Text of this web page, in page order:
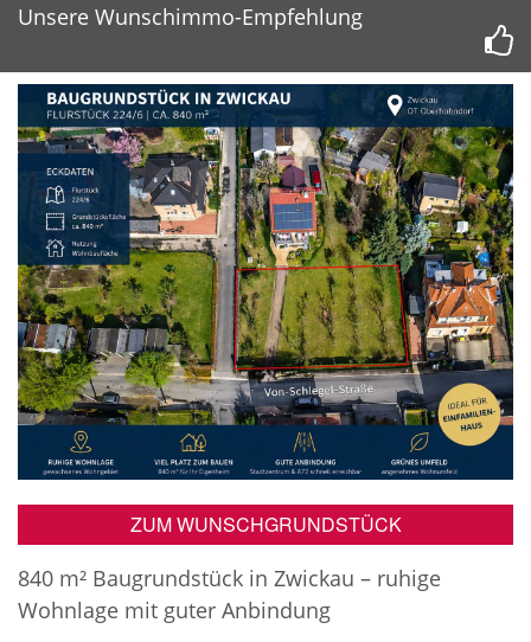
Unsere Wunschimmo-Empfehlung
ZUM WUNSCHGRUNDSTÜCK
840 m² Baugrundstück in Zwickau – ruhige
Wohnlage mit guter Anbindung